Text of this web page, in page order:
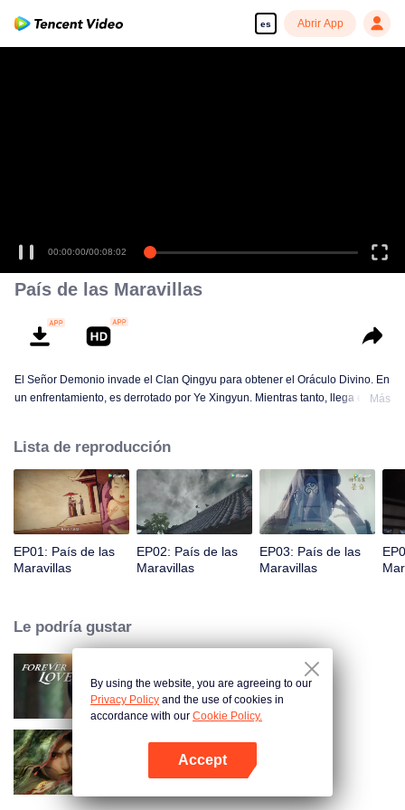
es Abrir App
00:00:00/00:08:02
País de las Maravillas
El Señor Demonio invade el Clan Qingyu para obtener el Oráculo Divino. En
un enfrentamiento, es derrotado por Ye Xingyun. Mientras tanto, llega el
misteriosa, An Yun, y se enreda en la disputa entre el Señor Demonio y Ye
Xingyun.
Más
Lista de reproducción
EP01: País de las
Maravillas
EP02: País de las
Maravillas
EP03: País de las
Maravillas
Le podría gustar
Amor Eterno
Las Espadas
By using the website, you are agreeing to our
Privacy Policy and the use of cookies in
accordance with our Cookie Policy.
Accept